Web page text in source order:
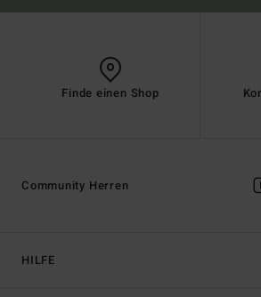
Finde einen Shop
HILFE
Community Herren